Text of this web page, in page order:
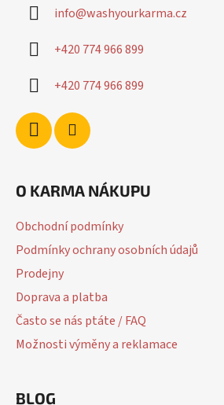
info@washyourkarma.cz
+420 774 966 899
+420 774 966 899
O KARMA NÁKUPU
Obchodní podmínky
Podmínky ochrany osobních údajů
Prodejny
Doprava a platba
Často se nás ptáte / FAQ
Možnosti výměny a reklamace
BLOG